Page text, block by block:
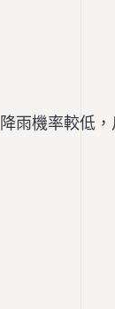
雨機率較低